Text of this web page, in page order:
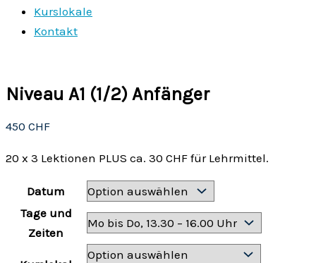
Kurslokale
Kontakt
Niveau A1 (1/2) Anfänger
450 CHF
20 x 3 Lektionen PLUS ca. 30 CHF für Lehrmittel.
Datum
Tage und
Zeiten